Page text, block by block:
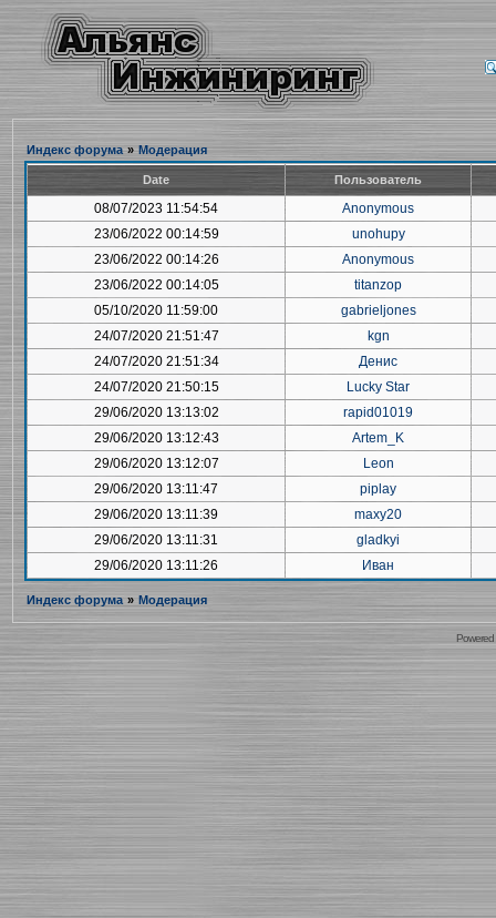
Индекс форума » Модерация
Date Пользователь
08/07/2023 11:54:54
Anonymous
23/06/2022 00:14:59
unohupy
23/06/2022 00:14:26
Anonymous
23/06/2022 00:14:05
titanzop
05/10/2020 11:59:00
gabrieljones
24/07/2020 21:51:47
kgn
24/07/2020 21:51:34
Денис
24/07/2020 21:50:15
Lucky Star
29/06/2020 13:13:02
rapid01019
29/06/2020 13:12:43
Artem_K
29/06/2020 13:12:07
Leon
29/06/2020 13:11:47
piplay
29/06/2020 13:11:39
maxy20
29/06/2020 13:11:31
gladkyi
29/06/2020 13:11:26
Иван
Индекс форума » Модерация